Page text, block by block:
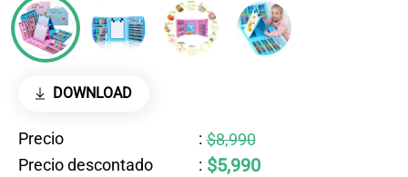
DOWNLOAD
Precio : $8,990
Precio descontado
: $5,990